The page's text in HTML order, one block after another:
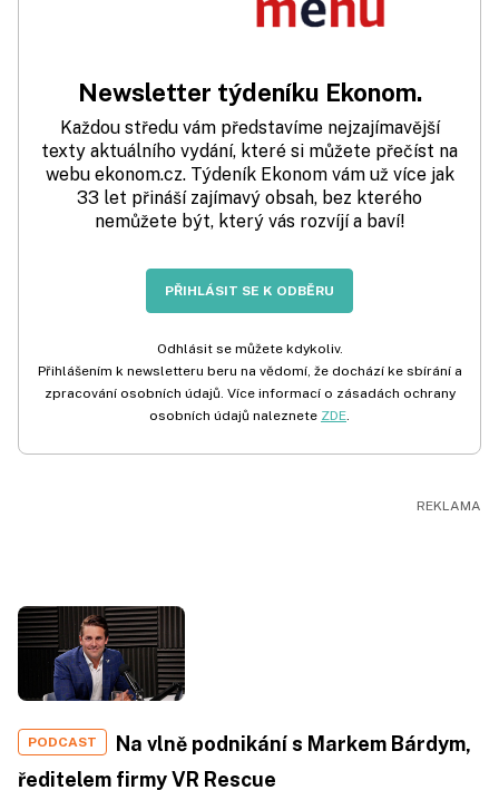
Newsletter týdeníku Ekonom.
Každou středu vám představíme nejzajímavější
texty aktuálního vydání, které si můžete přečíst na
webu ekonom.cz. Týdeník Ekonom vám už více jak
33 let přináší zajímavý obsah, bez kterého
nemůžete být, který vás rozvíjí a baví!
PŘIHLÁSIT SE K ODBĚRU
Odhlásit se můžete kdykoliv.
Přihlášením k newsletteru beru na vědomí, že dochází ke sbírání a
zpracování osobních údajů. Více informací o zásadách ochrany
osobních údajů naleznete ZDE.
PODCAST
Na vlně podnikání s Markem Bárdym,
ředitelem firmy VR Rescue